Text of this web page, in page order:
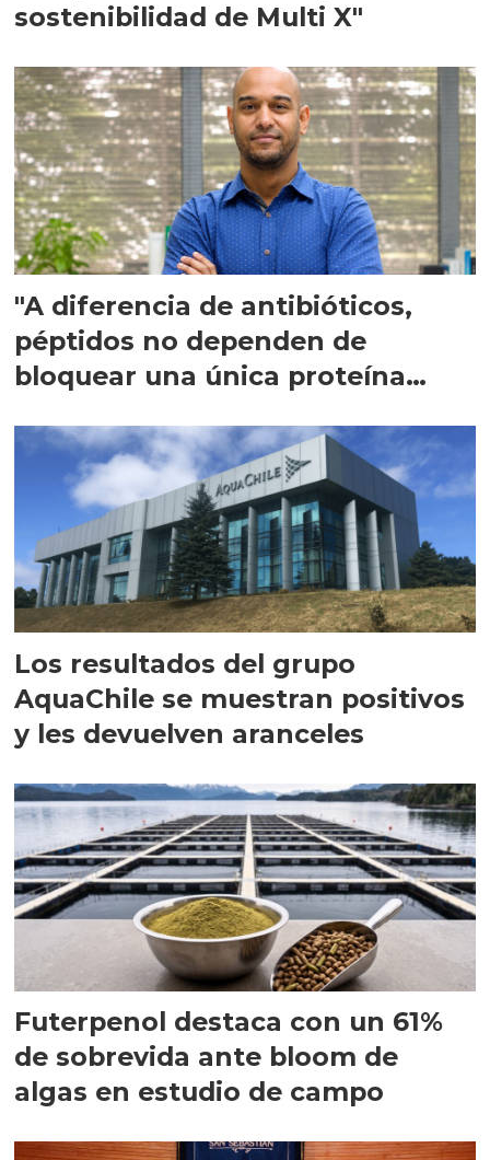
sostenibilidad de Multi X"
"A diferencia de antibióticos,
péptidos no dependen de
bloquear una única proteína
Los resultados del grupo
AquaChile se muestran positivos
y les devuelven aranceles
Futerpenol destaca con un 61%
de sobrevida ante bloom de
algas en estudio de campo